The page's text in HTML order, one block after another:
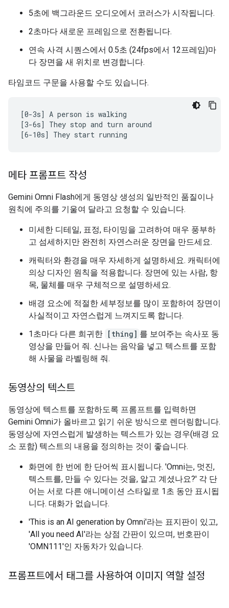
5초에 백그라운드 오디오에서 코러스가 시작됩니다.
2초마다 새로운 프레임으로 전환됩니다.
연속 사격 시퀀스에서 0.5초 (24fps에서 12프레임)마
다 장면을 새 위치로 변경합니다.
타임코드 구문을 사용할 수도 있습니다.
[0-3s] A person is walking
[3-6s] They stop and turn around
메타 프롬프트 작성
Gemini Omni Flash에게 동영상 생성의 일반적인 품질이나
원칙에 주의를 기울여 달라고 요청할 수 있습니다.
미세한 디테일, 표정, 타이밍을 고려하여 매우 풍부하
고 섬세하지만 완전히 자연스러운 장면을 만드세요.
캐릭터와 환경을 매우 자세하게 설명하세요. 캐릭터에
의상 디자인 원칙을 적용합니다. 장면에 있는 사람, 항
목, 물체를 매우 구체적으로 설명하세요.
배경 요소에 적절한 세부정보를 많이 포함하여 장면이
사실적이고 자연스럽게 느껴지도록 합니다.
1초마다 다른 희귀한 [thing] 를 보여주는 속사포 동
영상을 만들어 줘. 신나는 음악을 넣고 텍스트를 포함
해 사물을 라벨링해 줘.
동영상의 텍스트
동영상에 텍스트를 포함하도록 프롬프트를 입력하면
Gemini Omni가 올바르고 읽기 쉬운 방식으로 렌더링합니다.
동영상에 자연스럽게 발생하는 텍스트가 있는 경우(배경 요
소 포함) 텍스트의 내용을 정의하는 것이 좋습니다.
화면에 한 번에 한 단어씩 표시됩니다. 'Omni는, 멋진,
텍스트를, 만들 수 있다는 것을, 알고 계셨나요?' 각 단
어는 서로 다른 애니메이션 스타일로 1초 동안 표시됩
니다. 대화가 없습니다.
'This is an AI generation by Omni'라는 표지판이 있고,
'All you need AI'라는 상점 간판이 있으며, 번호판이
'OMN111'인 자동차가 있습니다.
프롬프트에서 태그를 사용하여 이미지 역할 설정